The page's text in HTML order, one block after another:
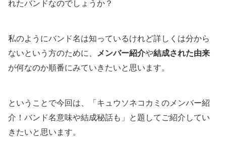
れたバンドなのでしょうか？
私のようにバンド名は知っているけれど詳しくは分から
ないという方のために、
メンバー紹介や結成された由来
が何なのか順番にみていきたいと思います。
ということで今回は、「キュウソネコカミのメンバー紹
介！バンド名意味や結成秘話も」と題してご紹介してい
きたいと思います。